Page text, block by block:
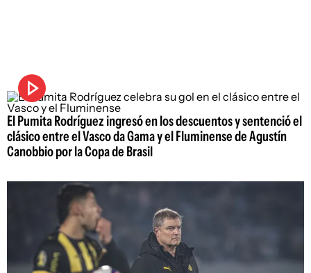
El Pumita Rodríguez ingresó en los descuentos y sentenció el
clásico entre el Vasco da Gama y el Fluminense de Agustín
Canobbio por la Copa de Brasil